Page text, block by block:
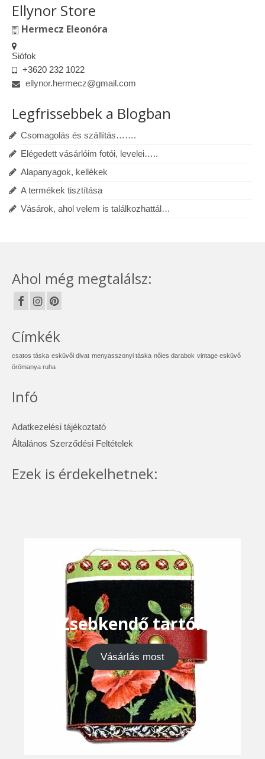
Ellynor Store
Hermecz Eleonóra
Siófok
+3620 232 1022
ellynor.hermecz@gmail.com
Legfrissebbek a Blogban
Csomagolás és szállítás…….
Elégedett vásárlóim fotói, levelei…..
Alapanyagok, kellékek
A termékek tisztítása
Vásárok, ahol velem is találkozhattál…
Ahol még megtalálsz:
Címkék
csatos táska esküvői divat menyasszonyi táska nőies darabok vintage esküvő
örömanya ruha
Infó
Adatkezelési tájékoztató
Általános Szerződési Feltételek
Ezek is érdekelhetnek:
Zsebkendő tartók
Vásárlás most